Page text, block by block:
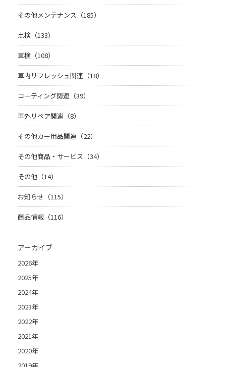
その他メンテナンス（185）
点検（133）
車検（108）
車内リフレッシュ関連（18）
コーティング関連（39）
車外リペア関連（8）
その他カー用品関連（22）
その他商品・サービス（34）
その他（14）
お知らせ（115）
商品情報（116）
アーカイブ
2026年
2025年
2024年
2023年
2022年
2021年
2020年